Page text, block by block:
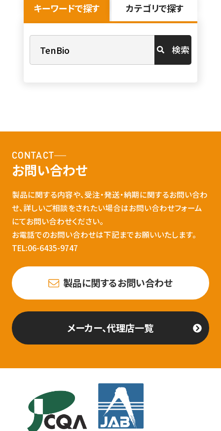
キーワードで探す カテゴリで探す
検索
CONTACT
お問い合わせ
製品に関する内容や、受注・発送・納期に関するお問い合わ
せ、詳しいご相談をされたい場合はお問い合わせフォーム
にてお問い合わせください。
お電話でのお問い合わせは下記までお願いいたします。
TEL:06-6435-9747
製品に関するお問い合わせ
メーカー、代理店一覧